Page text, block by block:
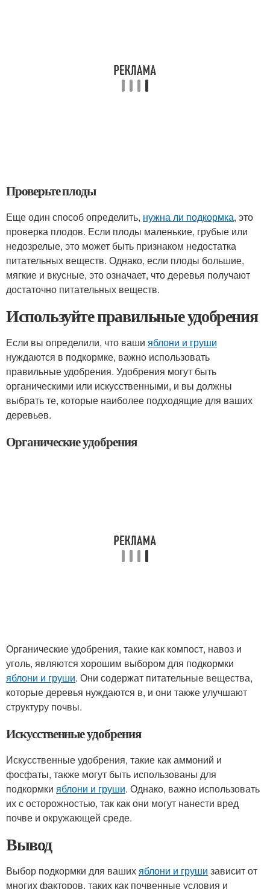
Проверьте плоды
Еще один способ определить, нужна ли подкормка, это
проверка плодов. Если плоды маленькие, грубые или
недозрелые, это может быть признаком недостатка
питательных веществ. Однако, если плоды большие,
мягкие и вкусные, это означает, что деревья получают
достаточно питательных веществ.
Используйте правильные удобрения
Если вы определили, что ваши яблони и груши
нуждаются в подкормке, важно использовать
правильные удобрения. Удобрения могут быть
органическими или искусственными, и вы должны
выбрать те, которые наиболее подходящие для ваших
деревьев.
Органические удобрения
Органические удобрения, такие как компост, навоз и
уголь, являются хорошим выбором для подкормки
яблони и груши. Они содержат питательные вещества,
которые деревья нуждаются в, и они также улучшают
структуру почвы.
Искусственные удобрения
Искусственные удобрения, такие как аммоний и
фосфаты, также могут быть использованы для
подкормки яблони и груши. Однако, важно использовать
их с осторожностью, так как они могут нанести вред
почве и окружающей среде.
Вывод
Выбор подкормки для вашихяблони и груши зависит от
многих факторов, таких как почвенные условия и